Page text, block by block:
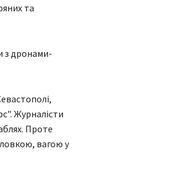
та
з дронами-
Журналісти
Проте
вагою у